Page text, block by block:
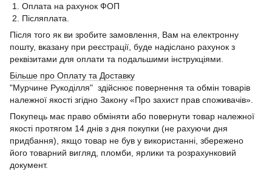
1. Оплата на рахунок ФОП
2. Післяплата.
Після того як ви зробите замовлення, Вам на електронну
пошту, вказану при реєстрації, буде надіслано рахунок з
реквізитами для оплати та подальшими інструкціями.
Більше про Оплату та Доставку
"Мурчине Рукоділля" здійснює повернення та обмін товарів
належної якості згідно Закону «Про захист прав споживачів».
Покупець має право обміняти або повернути товар належної
якості протягом 14 днів з дня покупки (не рахуючи дня
придбання), якщо товар не був у використанні, збережено
його товарний вигляд, пломби, ярлики та розрахунковий
документ.